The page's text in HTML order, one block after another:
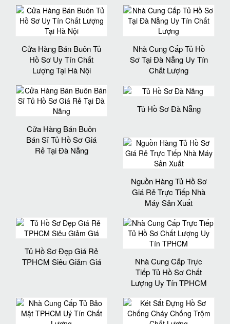
Cửa Hàng Bán Buôn Tủ
Hồ Sơ Uy Tín Chất
Lượng Tại Hà Nội
Nhà Cung Cấp Tủ Hồ
Sơ Tại Đà Nẵng Uy Tín
Chất Lượng
Cửa Hàng Bán Buôn
Bán Sĩ Tủ Hồ Sơ Giá
Rẻ Tại Đà Nẵng
Tủ Hồ Sơ Đà Nẵng
Nguồn Hàng Tủ Hồ Sơ
Giá Rẻ Trực Tiếp Nhà
Máy Sản Xuất
Tủ Hồ Sơ Đẹp Giá Rẻ
TPHCM Siêu Giảm Giá
Nhà Cung Cấp Trực
Tiếp Tủ Hồ Sơ Chất
Lượng Uy Tín TPHCM